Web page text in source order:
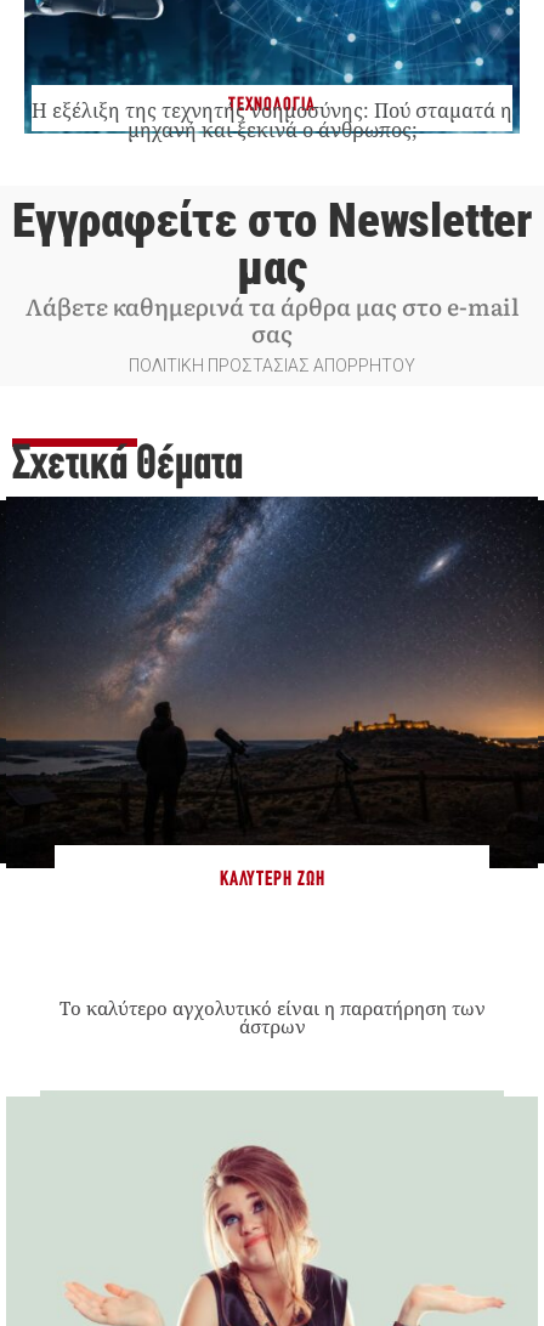
ΤΕΧΝΟΛΟΓΙΑ
Η εξέλιξη της τεχνητής νοημοσύνης: Πού σταματά η
μηχανή και ξεκινά ο άνθρωπος;
Εγγραφείτε στο Newsletter
μας
Λάβετε καθημερινά τα άρθρα μας στο e-mail
σας
ΠΟΛΙΤΙΚΗ ΠΡΟΣΤΑΣΙΑΣ ΑΠΟΡΡΗΤΟΥ
Σχετικά Θέματα
ΚΑΛΎΤΕΡΗ ΖΩΉ
Το καλύτερο αγχολυτικό είναι η παρατήρηση των
άστρων